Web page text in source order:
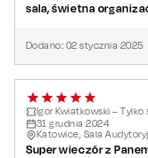
sala, świetna
Dodano: 02 stycznia 2025
Igor Kwiatkowski –
31 grudnia 2024
Katowice, Sala
Super wieczór z